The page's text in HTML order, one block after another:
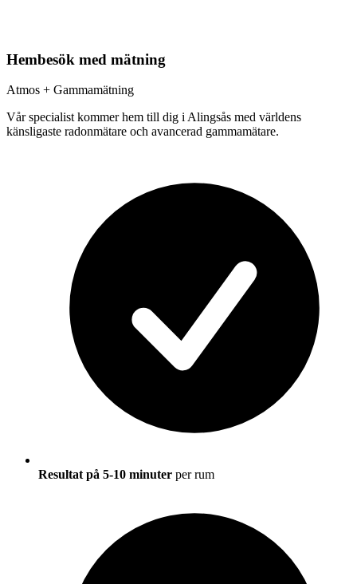
Hembesök med mätning
Atmos + Gammamätning
Vår specialist kommer hem till dig i Alingsås med världens
känsligaste radonmätare och avancerad gammamätare.
Resultat på 5-10 minuter per rum